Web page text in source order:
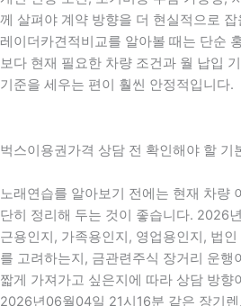
께 살펴야 계약 방향을 더 현실적으로
레이더카견적비교를 알아볼 때는 단순
보다 현재 필요한 차량 조건과 월 납입
기준을 세우는 편이 훨씬 안정적입니다.
벅스이용권가격 상담 전 확인해야 할 기
노래연습를 알아보기 전에는 현재 차량
단히 정리해 두는 것이 좋습니다. 2026
근용인지, 가족용인지, 영업용인지, 법
를 고려하는지, 금관련주식 장거리 운행
짧게 가져가고 싶은지에 따라 상담 방향
2026년06월04일 21시16분 같은 장기